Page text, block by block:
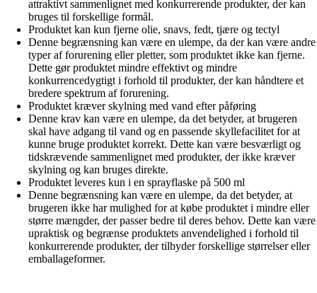
attraktivt sammenlignet med konkurrerende produkter, der kan
bruges til forskellige formål.
Produktet kan kun fjerne olie, snavs, fedt, tjære og tectyl
Denne begrænsning kan være en ulempe, da der kan være andre
typer af forurening eller pletter, som produktet ikke kan fjerne.
Dette gør produktet mindre effektivt og mindre
konkurrencedygtigt i forhold til produkter, der kan håndtere et
bredere spektrum af forurening.
Produktet kræver skylning med vand efter påføring
Denne krav kan være en ulempe, da det betyder, at brugeren
skal have adgang til vand og en passende skyllefacilitet for at
kunne bruge produktet korrekt. Dette kan være besværligt og
tidskrævende sammenlignet med produkter, der ikke kræver
skylning og kan bruges direkte.
Produktet leveres kun i en sprayflaske på 500 ml
Denne begrænsning kan være en ulempe, da det betyder, at
brugeren ikke har mulighed for at købe produktet i mindre eller
større mængder, der passer bedre til deres behov. Dette kan være
upraktisk og begrænse produktets anvendelighed i forhold til
konkurrerende produkter, der tilbyder forskellige størrelser eller
emballageformer.